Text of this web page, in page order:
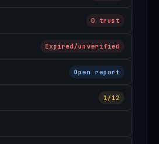
0 trust
Expired/unverified
Open report
1/12